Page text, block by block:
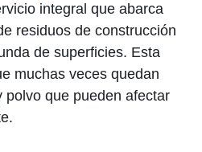
integral que abarca
residuos de construcción
de superficies. Esta
muchas veces quedan
polvo que pueden afectar